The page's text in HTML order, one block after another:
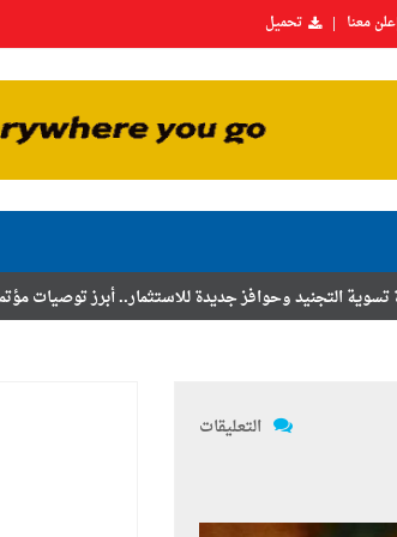
معنا تحميل
جديدة للاستثمار.. أبرز توصيات مؤتمر المصريين بالخارج
التعليقات